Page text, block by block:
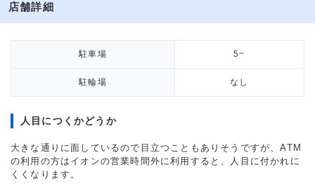
店舗詳細
駐車場 5~
駐輪場 なし
人目につくかどうか
大きな通りに面しているので目立つこともありそうですが、ATM
の利用の方はイオンの営業時間外に利用すると、人目に付かれに
くくなります。